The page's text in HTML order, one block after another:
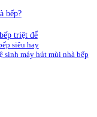
bếp?
triệt để
siêu hay
sinh máy hút mùi nhà bếp